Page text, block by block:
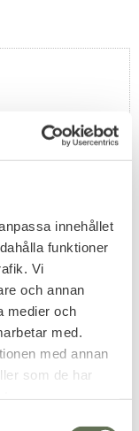
innehållet
funktioner
Vi
och annan
medier och
med.
med annan
som de har
VÅRA